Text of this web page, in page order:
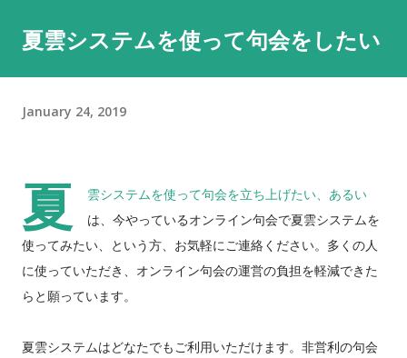
夏雲システムを使って句会をしたい
January 24, 2019
夏
雲システムを使って句会を立ち上げたい、あるい
は、今やっているオンライン句会で夏雲システムを
使ってみたい、という方、お気軽にご連絡ください。多くの人
に使っていただき、オンライン句会の運営の負担を軽減できた
らと願っています。
夏雲システムはどなたでもご利用いただけます。非営利の句会